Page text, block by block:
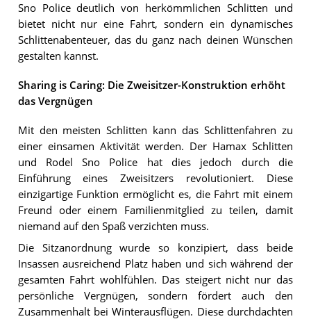
Sno Police deutlich von herkömmlichen Schlitten und
bietet nicht nur eine Fahrt, sondern ein dynamisches
Schlittenabenteuer, das du ganz nach deinen Wünschen
gestalten kannst.
Sharing is Caring: Die Zweisitzer-Konstruktion erhöht
das Vergnügen
Mit den meisten Schlitten kann das Schlittenfahren zu
einer einsamen Aktivität werden. Der Hamax Schlitten
und Rodel Sno Police hat dies jedoch durch die
Einführung eines Zweisitzers revolutioniert. Diese
einzigartige Funktion ermöglicht es, die Fahrt mit einem
Freund oder einem Familienmitglied zu teilen, damit
niemand auf den Spaß verzichten muss.
Die Sitzanordnung wurde so konzipiert, dass beide
Insassen ausreichend Platz haben und sich während der
gesamten Fahrt wohlfühlen. Das steigert nicht nur das
persönliche Vergnügen, sondern fördert auch den
Zusammenhalt bei Winterausflügen. Diese durchdachten